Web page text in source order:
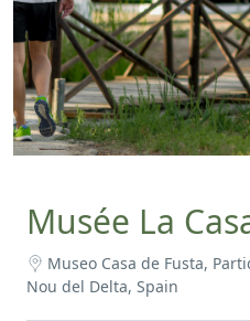
Musée La
Museo Casa de Fusta,
Nou del Delta, Spain